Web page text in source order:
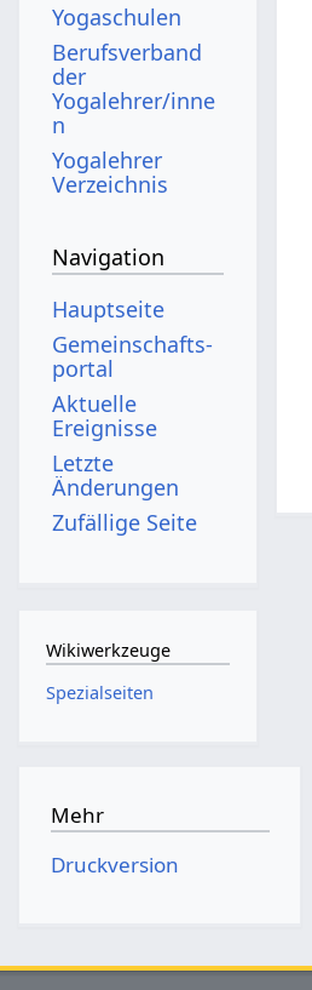
Yogaschulen
Berufsverband
der
Yogalehrer/inne
n
Yogalehrer
Verzeichnis
Navigation
Hauptseite
Gemeinschafts­
portal
Aktuelle
Ereignisse
Letzte
Änderungen
Zufällige Seite
Wikiwerkzeuge
Spezialseiten
Mehr
Druckversion